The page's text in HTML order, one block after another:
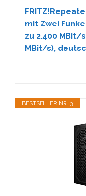
mit Zwei
zu 2.400 MBit/
MBit/s),
BESTSELLER NR. 3